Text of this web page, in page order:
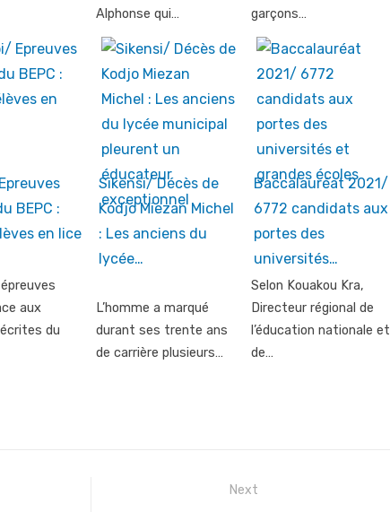
Alphonse qui…
garçons…
BEPC :
en lice
aux
du
Sikensi/ Décès de
Kodjo Miezan Michel
: Les anciens du
lycée…
L’homme a marqué
durant ses trente ans
de carrière plusieurs…
Baccalauréat 2021/
6772 candidats aux
portes des
universités…
Selon Kouakou Kra,
Directeur régional de
l’éducation nationale et
de…
Next